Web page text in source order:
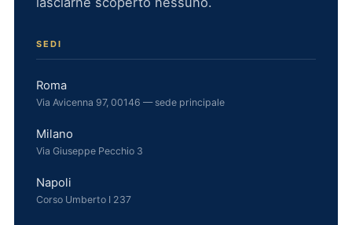
SEDI
Roma
Via Avicenna 97, 00146 — sede principale
Milano
Via Giuseppe Pecchio 3
Napoli
Corso Umberto I 237